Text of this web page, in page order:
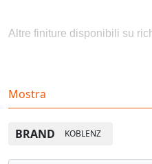
Altre finiture disponibili su
- Cerniera a scomparsa per
acciaio e alluminio
- Marcatura CE per portata
Mostra
BRAND KOBLENZ